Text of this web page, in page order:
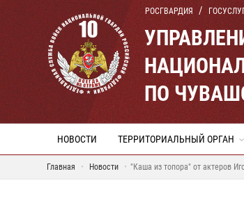
РОСГВАРДИЯ
ПО
НОВОСТИ ТЕРРИТОРИАЛЬНЫЙ ОРГАН
Главная Новости "Каша из топора" от актеров